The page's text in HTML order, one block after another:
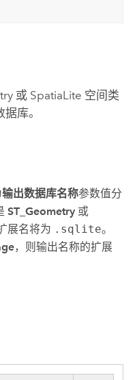
或 SpatiaLite 空间类
据库。
输出数据库名称参数值分
ST_Geometry 或
展名将为 .sqlite。
，则输出名称的扩展